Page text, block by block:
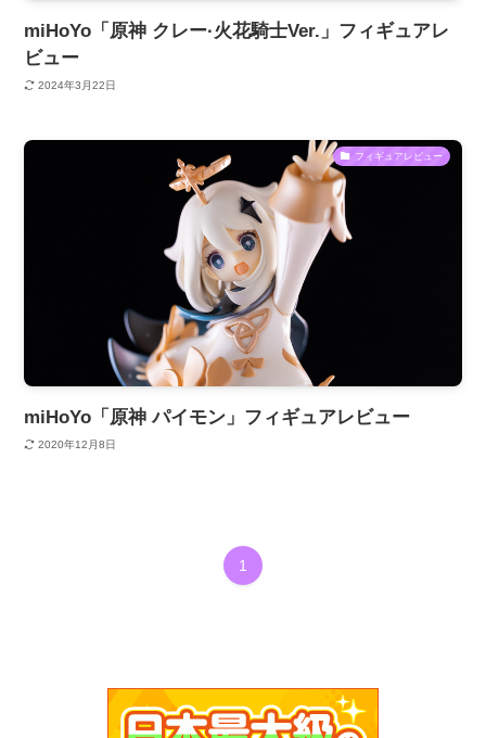
miHoYo「原神 クレー·火花騎士Ver.」フィギュアレ
ビュー
2024年3月22日
フィギュアレビュー
miHoYo「原神 パイモン」フィギュアレビュー
2020年12月8日
1